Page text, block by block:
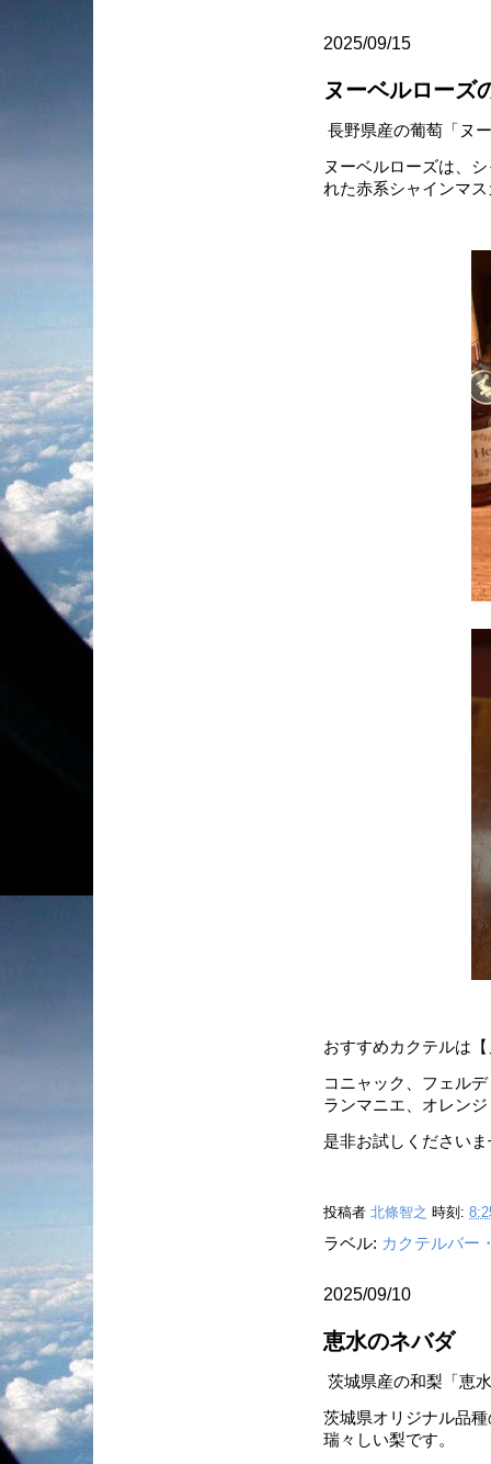
2025/09/15
ヌーベルローズ
長野県産の葡萄「ヌ
ヌーベルローズは、
れた赤系シャインマ
おすすめカクテルは
コニャック、フェル
ランマニエ、オレン
是非お試しくださいま
投稿者 北條智之 時刻:
ラベル: カクテルバー
2025/09/10
恵水のネバダ
茨城県産の和梨「恵
茨城県オリジナル品
瑞々しい梨です。